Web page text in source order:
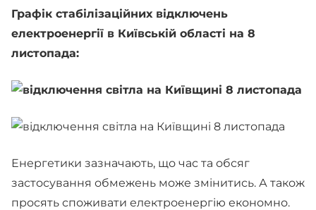
Графік стабілізаційних відключень
електроенергії в Київській області на 8
листопада:
Енергетики зазначають, що час та обсяг
застосування обмежень може змінитись. А також
просять споживати електроенергію економно.